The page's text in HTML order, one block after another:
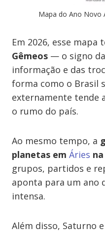
Mapa do Ano Novo
Em 2026, esse mapa
Gêmeos — o signo
informação e das
forma como o Brasil
externamente tende
o rumo do país.
Ao mesmo tempo, a
planetas em Áries
grupos, partidos e
aponta para um ano
intensa.
Além disso, Saturno